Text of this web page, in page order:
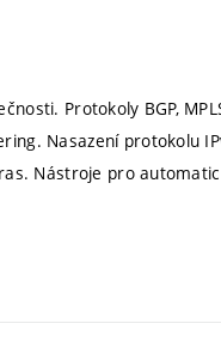
Protokoly BGP,
Nasazení protokolu
Nástroje pro